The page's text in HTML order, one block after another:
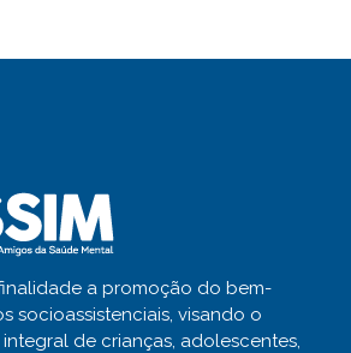
a promoção do bem-
socioassistenciais, visando o
de crianças, adolescentes,